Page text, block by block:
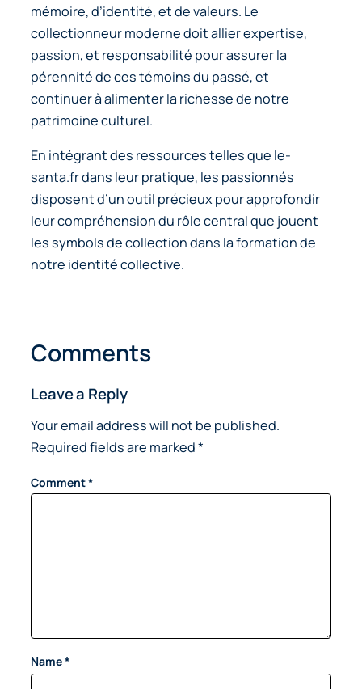
mémoire, d’identité, et de valeurs. Le
collectionneur moderne doit allier expertise,
passion, et responsabilité pour assurer la
pérennité de ces témoins du passé, et
continuer à alimenter la richesse de notre
patrimoine culturel.
En intégrant des ressources telles que le-
santa.fr dans leur pratique, les passionnés
disposent d’un outil précieux pour approfondir
leur compréhension du rôle central que jouent
les symbols de collectiondans la formation de
notre identité collective.
Comments
Leave a Reply
Your email address will not be published.
Required fields are marked*
Comment*
Name*